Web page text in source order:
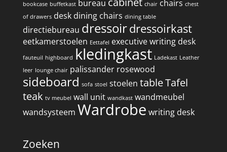
bookcase buffetkast bureau chair chairs chest
of drawers desk dining chairs dining table
directiebureau dressoirdressoirkast
eetkamerstoelen Eettafel executive writing desk
fauteuil highboard kledingkast Ladekast Leather
leer lounge chair palissander rosewood
sideboard sofa stoel stoelen tableTafel
teak tv meubel wall unit wandkast wandmeubel
wandsysteem Wardrobe writing desk
Zoeken